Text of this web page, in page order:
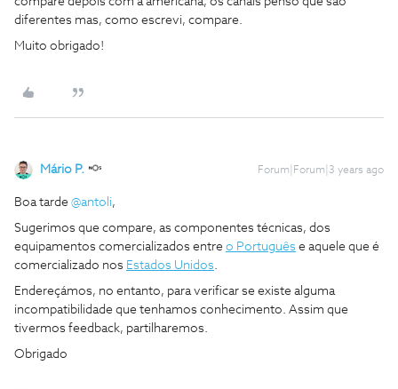
diferentes mas, como escrevi, compare.
Muito obrigado!
Mário P. Forum|Forum|3 years ago
Boa tarde @antoli,
Sugerimos que compare, as componentes técnicas, dos
equipamentos comercializados entre o Português e aquele que é
comercializado nos Estados Unidos.
Endereçámos, no entanto, para verificar se existe alguma
incompatibilidade que tenhamos conhecimento. Assim que
tivermos feedback, partilharemos.
Obrigado